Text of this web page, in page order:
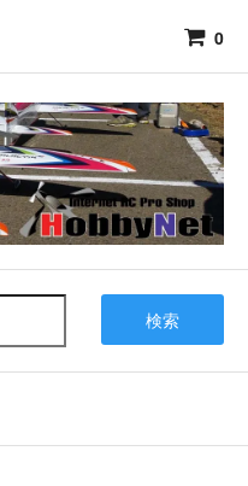
0
検索